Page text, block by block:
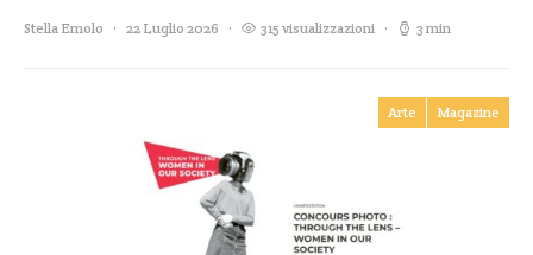
Stella Emolo 22 Luglio 2026 315 visualizzazioni 3 min
Arte Magazine